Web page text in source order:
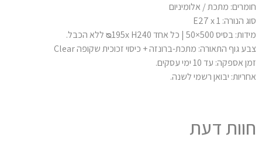
חומרים: מתכת / אלומיניום
סוג הנורה: 1 E27 x
מידות: בסיס 500×50 | כל אחד ᴓ195x H240 ללא הכבל.
צבע גוף התאורה: מתכת-ברונזה + כיסוי זכוכית שקופה Clear
זמן אספקה: עד 10 ימי עסקים.
אחריות: יבואן רשמי לשנה.
חוות דעת